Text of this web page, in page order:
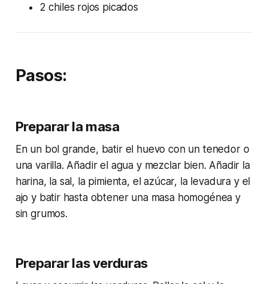
2 chiles rojos picados
Pasos:
Preparar la masa
En un bol grande, batir el huevo con un tenedor o
una varilla. Añadir el agua y mezclar bien. Añadir la
harina, la sal, la pimienta, el azúcar, la levadura y el
ajo y batir hasta obtener una masa homogénea y
sin grumos.
Preparar las verduras